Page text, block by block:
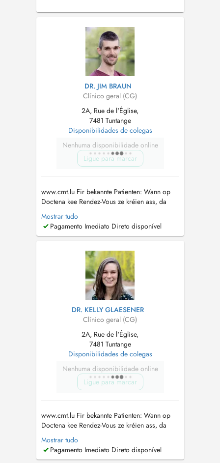
DR. JIM BRAUN
Clínico geral (CG)
2A, Rue de l'Église,
7481 Tuntange
Disponibilidades de colegas
Nenhuma disponibilidade online
Ligue para marcar
www.cmt.lu Fir bekannte Patienten: Wann op
Doctena kee Rendez-Vous ze kréien ass, da
rufft eis gären un. Pour patients connus: Si
vous ne trouvez pas de rendez-vous sur
Doctena, n'hésitez pas de nous appeler....
Mostrar tudo
Pagamento Imediato Direto disponível
DR. KELLY GLAESENER
Clínico geral (CG)
2A, Rue de l'Église,
7481 Tuntange
Disponibilidades de colegas
Nenhuma disponibilidade online
Ligue para marcar
www.cmt.lu Fir bekannte Patienten: Wann op
Doctena kee Rendez-Vous ze kréien ass, da
rufft eis gären un. Pour patients connus: Si
vous ne trouvez pas de rendez-vous sur
Doctena, n'hésitez pas de nous appeler....
Mostrar tudo
Pagamento Imediato Direto disponível